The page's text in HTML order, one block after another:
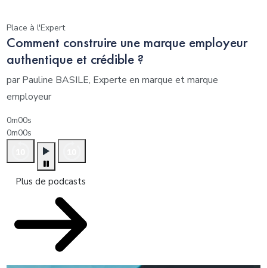
Place à l'Expert
Comment construire une marque employeur
authentique et crédible ?
par Pauline BASILE, Experte en marque et marque
employeur
0m00s
0m00s
Plus de podcasts